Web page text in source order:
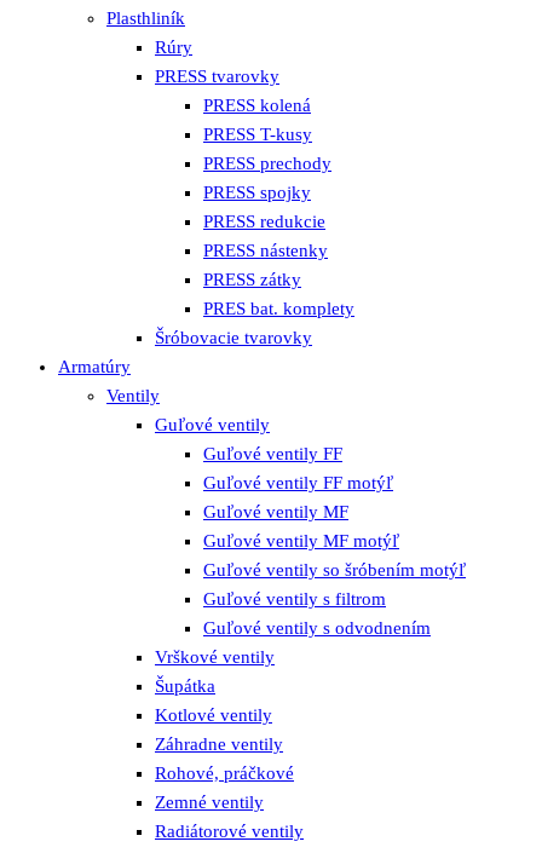
Plasthliník
Rúry
PRESS tvarovky
PRESS kolená
PRESS T-kusy
PRESS prechody
PRESS spojky
PRESS redukcie
PRESS nástenky
PRESS zátky
PRES bat. komplety
Šróbovacie tvarovky
Armatúry
Ventily
Guľové ventily
Guľové ventily FF
Guľové ventily FF motýľ
Guľové ventily MF
Guľové ventily MF motýľ
Guľové ventily so šróbením motýľ
Guľové ventily s filtrom
Guľové ventily s odvodnením
Vrškové ventily
Šupátka
Kotlové ventily
Záhradne ventily
Rohové, práčkové
Zemné ventily
Radiátorové ventily